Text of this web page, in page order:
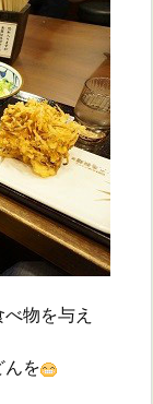
物を与え
んを